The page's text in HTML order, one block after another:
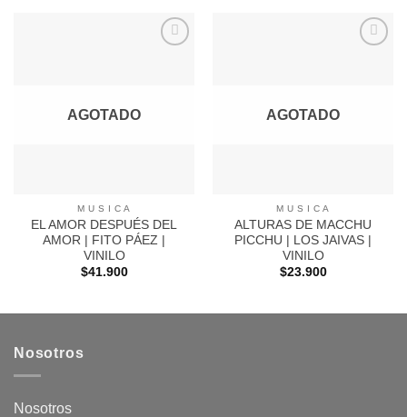
AGOTADO
M U S I C A
EL AMOR DESPUÉS DEL
AMOR | FITO PÁEZ |
VINILO
$41.900
AGOTADO
M U S I C A
ALTURAS DE MACCHU
PICCHU | LOS JAIVAS |
VINILO
$23.900
Nosotros
Nosotros